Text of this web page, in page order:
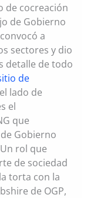
de cocreación
de Gobierno
a
sectores y dio
detalle de todo
de
lado de
el
que
Gobierno
rol que
de sociedad
torta con la
de OGP,